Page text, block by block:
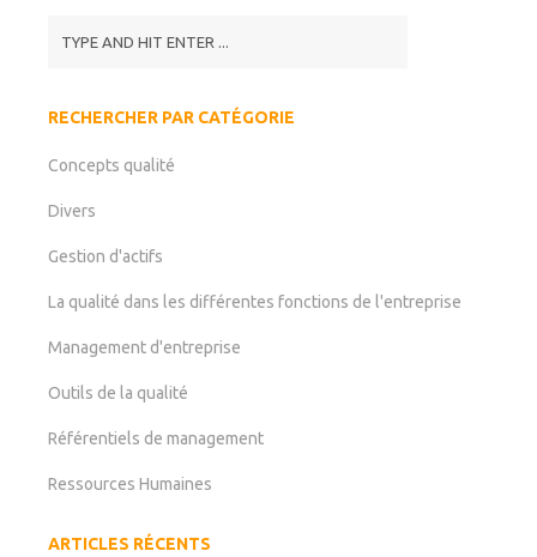
RECHERCHER PAR CATÉGORIE
Concepts qualité
Divers
Gestion d'actifs
La qualité dans les différentes fonctions de l'entreprise
Management d'entreprise
Outils de la qualité
Référentiels de management
Ressources Humaines
ARTICLES RÉCENTS